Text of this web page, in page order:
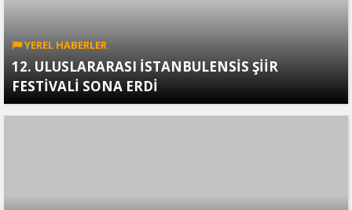
YEREL HABERLER
12. ULUSLARARASI İSTANBULENSİS ŞİİR
FESTİVALİ SONA ERDİ